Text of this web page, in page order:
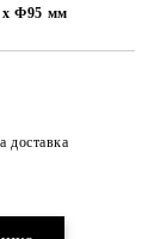
x Ф95 мм
доставка